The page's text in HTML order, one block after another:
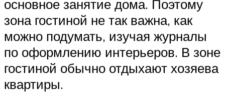
основное занятие дома. Поэтому
зона гостиной не так важна, как
можно подумать, изучая журналы
по оформлению интерьеров. В зоне
гостиной обычно отдыхают хозяева
квартиры.